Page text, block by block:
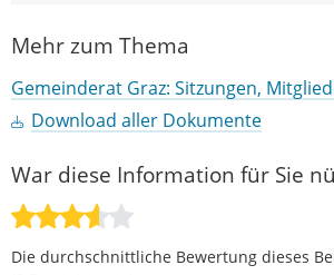
Mehr zum Thema
Gemeinderat Graz: Sitzungen,
Download aller Dokumente
War diese Information für Sie
Die durchschnittliche Bewertung dieses